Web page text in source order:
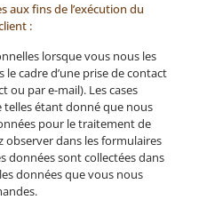
aux fins de l’exécution du
:
lorsque vous nous les
cadre d’une prise de contact
ou par e-mail). Les cases
étant donné que nous
pour le traitement de
dans les formulaires
données sont collectées dans
données que vous nous